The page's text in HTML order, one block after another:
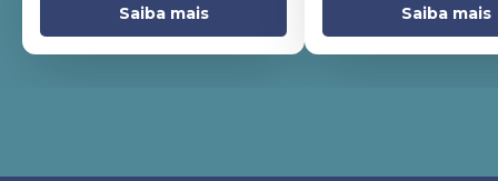
Saiba mais Saiba mais